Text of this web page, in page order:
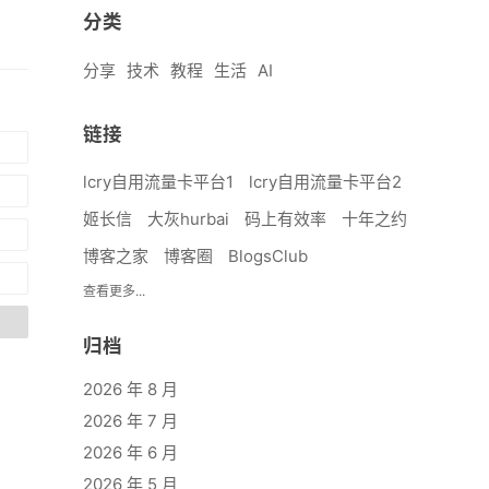
分类
分享 技术 教程 生活 AI
链接
lcry自用流量卡平台1
lcry自用流量卡平台2
姬长信
大灰hurbai 码上有效率
十年之约
博客之家
博客圈 BlogsClub
查看更多...
归档
2026 年 8 月
2026 年 7 月
2026 年 6 月
2026 年 5 月